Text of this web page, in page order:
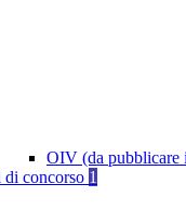
OIV (da pubblicare
di concorso 1